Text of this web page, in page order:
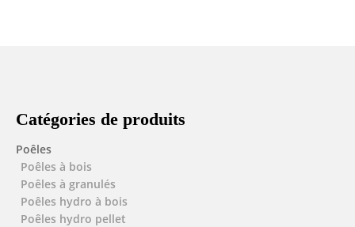
Catégories de produits
Poêles
Poêles à bois
Poêles à granulés
Poêles hydro à bois
Poêles hydro pellet